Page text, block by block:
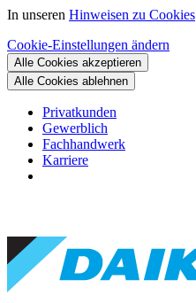
In unseren Hinweisen zu Cookies
Cookie-Einstellungen ändern
Alle Cookies akzeptieren
Alle Cookies ablehnen
Privatkunden
Gewerblich
Fachhandwerk
Karriere